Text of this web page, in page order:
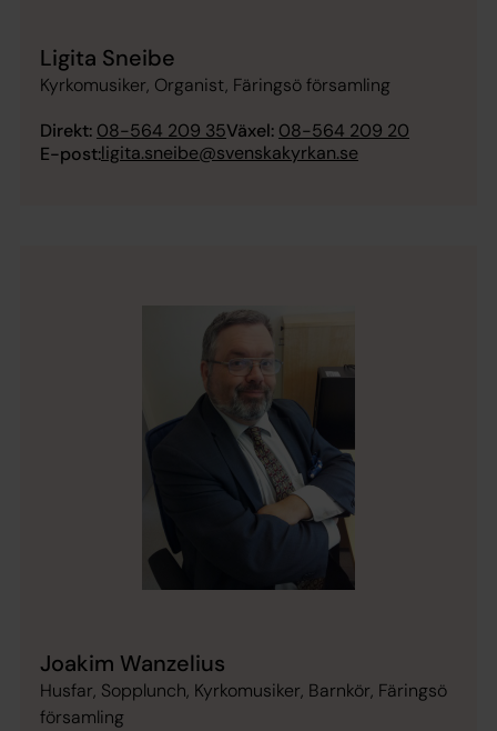
Ligita Sneibe
Kyrkomusiker, Organist, Färingsö församling
Direkt: 08-564 209 35Växel: 08-564 209 20
E-post:ligita.sneibe@svenskakyrkan.se
Joakim Wanzelius
Husfar, Sopplunch, Kyrkomusiker, Barnkör, Färingsö
församling